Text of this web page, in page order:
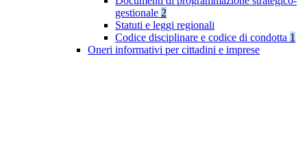
gestionale 2
Statuti e leggi regionali
Codice disciplinare e codice di condotta 1
Oneri informativi per cittadini e imprese